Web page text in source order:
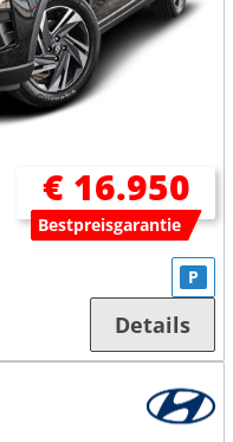
€ 16.950
Bestpreisgarantie
P
Details